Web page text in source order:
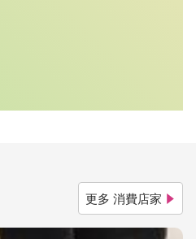
更多 消費店家